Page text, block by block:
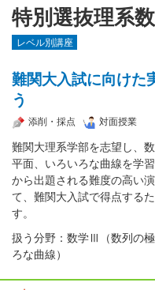
特別選抜理系
レベル別講座
難関大入試に向けた
う
添削・採点 対面授業
難関大理系学部を志望し、
平面、いろいろな曲線を学
から出題される難度の高い
て、難関大入試で得点する
す。
扱う分野：数学Ⅲ（数列の
ろな曲線）